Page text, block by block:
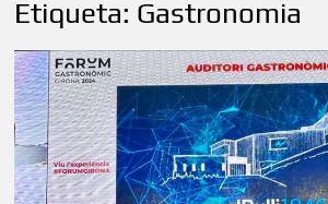
Etiqueta: Gastronomia